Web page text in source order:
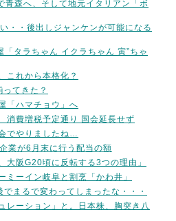
森へ、そして地元イタリアン「ボ
・・後出しジャンケンが可能になる
タラちゃん イクラちゃん 寅”ちゃ
これから本格化？
てきた？
「ハマチョウ」へ
費増税予定通り 国会延長せず
でやりましたね…
業が6月末に行う配当の額
大阪G20頃に反転する3つの理由」
ーイン岐阜と割烹「かわ井」
まるで変わってしまったな・・・
レーション」と。日本株、胸突き八